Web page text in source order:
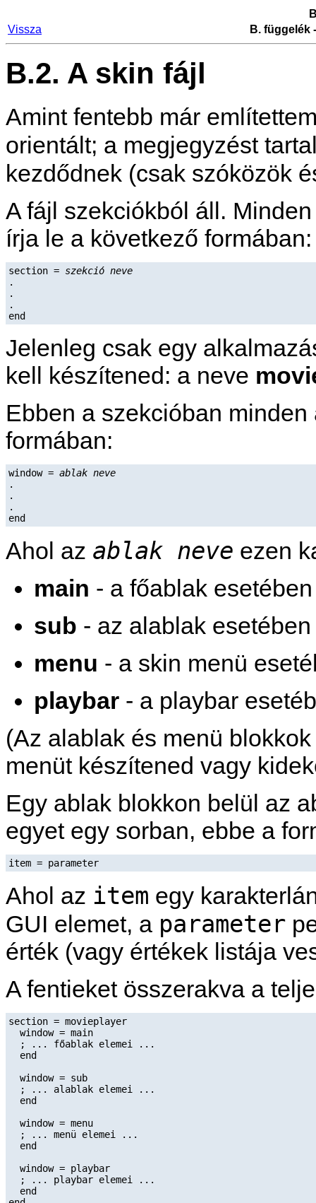
Vissza
B. függelék
B.2. A skin fájl
Amint fentebb már
orientált; a megjegyzést
kezdődnek (csak szóközök
A fájl szekciókból áll.
írja le a következő formában:
section = szekció neve
.
.
.
Jelenleg csak egy
kell készítened: a neve
Ebben a szekcióban
formában:
window = ablak neve
.
.
.
Ahol az ablak neve ezen
main - a főablak esetében
sub - az alablak esetében
menu - a skin menü
playbar - a playbar
(Az alablak és menü
menüt készítened vagy
Egy ablak blokkon belül az
egyet egy sorban, ebbe a
item = parameter
Ahol az item egy
GUI elemet, a parameter
érték (vagy értékek listája
A fentieket összerakva a
section = movieplayer
  window = main
  ; ... főablak elemei ...
  end
  window = sub
  ; ... alablak elemei ...
  end
  window = menu
  ; ... menü elemei ...
  end
  window = playbar
  ; ... playbar elemei ...
  end